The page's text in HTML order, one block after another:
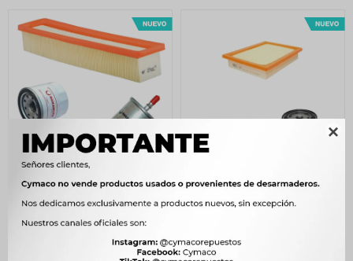

FILTROS ACCESORIOS
VARIOS COMBO KIT
FILTROS RENAULT 1.2 16V
398
FILTROS ACCESORIOS
VARIOS COMBO KIT
DUNA NAFTA 91/